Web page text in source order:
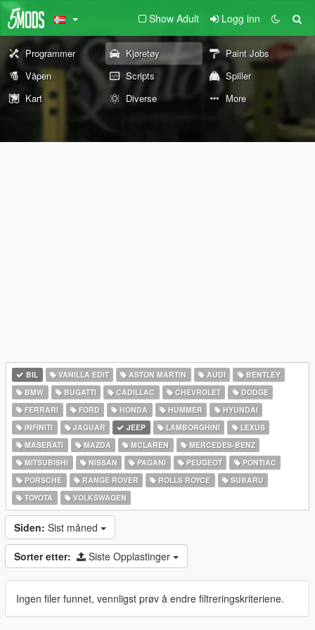
Show Adult Logg inn
Programmer Kjøretøy
Paint Jobs
Våpen
Scripts
Spiller
Kart
Diverse More
BIL VANILLA EDIT ASTON MARTIN AUDI
BENTLEY
BMW
BUGATTI CADILLAC CHEVROLET
DODGE
FERRARI
FORD HONDA HUMMER
HYUNDAI
INFINITI
JAGUAR JEEP LAMBORGHINI
LEXUS
MASERATI
MAZDA MCLAREN
MERCEDES-BENZ
MITSUBISHI
NISSAN PAGANI PEUGEOT
PONTIAC
PORSCHE
RANGE ROVER ROLLS ROYCE
SUBARU
TOYOTA
VOLKSWAGEN
Siden: Sist måned
Sorter etter: Siste Opplastinger
Ingen filer funnet, vennligst prøv å endre filtreringskriteriene.